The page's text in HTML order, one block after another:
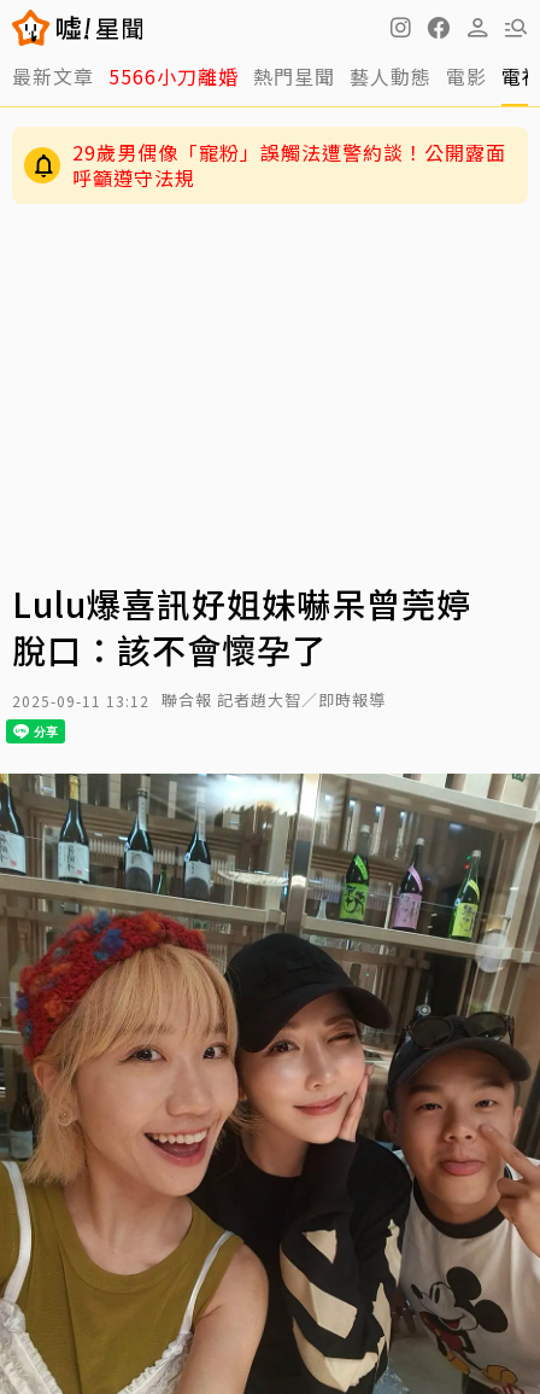
最新文章 5566小刀離婚 熱門星聞 藝人動態 電影 電
29歲男偶像「寵粉」誤觸法遭警約談！公開露面
呼籲遵守法規
Lulu爆喜訊好姐妹嚇呆曾莞婷
脫口：該不會懷孕了
2025-09-11 13:12 聯合報 記者趙大智／即時報導